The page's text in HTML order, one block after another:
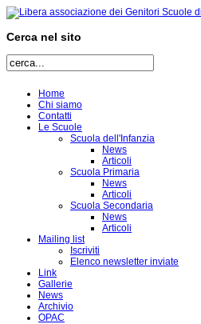
Cerca nel sito
Home
Chi siamo
Contatti
Le Scuole
Scuola dell'Infanzia
News
Articoli
Scuola Primaria
News
Articoli
Scuola Secondaria
News
Articoli
Mailing list
Iscriviti
Elenco newsletter inviate
Link
Gallerie
News
Archivio
OPAC